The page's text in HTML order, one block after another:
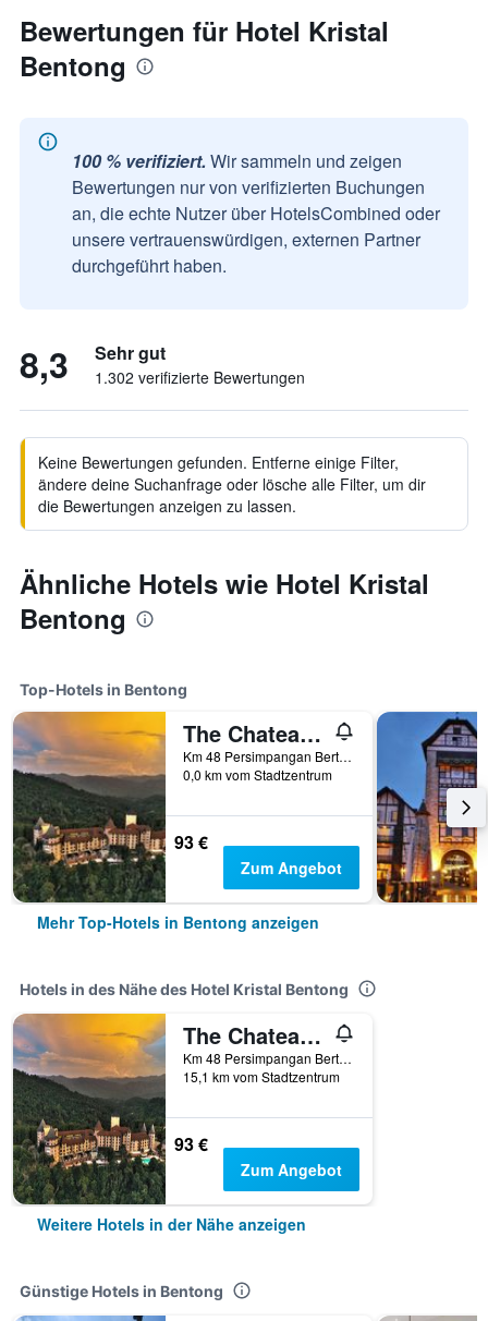
Bewertungen für Hotel Kristal
Bentong
100 % verifiziert. Wir sammeln und zeigen
Bewertungen nur von verifizierten Buchungen
an, die echte Nutzer über HotelsCombined oder
unsere vertrauenswürdigen, externen Partner
durchgeführt haben.
8,3 Sehr gut
1.302 verifizierte Bewertungen
Keine Bewertungen gefunden. Entferne einige Filter,
ändere deine Suchanfrage oder lösche alle Filter, um dir
die Bewertungen anzeigen zu lassen.
Ähnliche Hotels wie Hotel Kristal
Bentong
Top-Hotels in Bentong
The Chateau Spa & Wellness Resort
Km 48 Persimpangan Bertingkat, Bentong, Malaysia
0,0 km vom Stadtzentrum
93 €
Zum Angebot
Mehr Top-Hotels in Bentong anzeigen
Hotels in des Nähe des Hotel Kristal Bentong
The Chateau Spa & Wellness Resort
Km 48 Persimpangan Bertingkat, Bentong, Malaysia
15,1 km vom Stadtzentrum
93 €
Zum Angebot
Weitere Hotels in der Nähe anzeigen
Günstige Hotels in Bentong